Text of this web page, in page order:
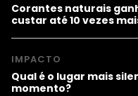
Corantes naturais
custar até 10 vezes
IMPACTO
Qual é o lugar mais
momento?